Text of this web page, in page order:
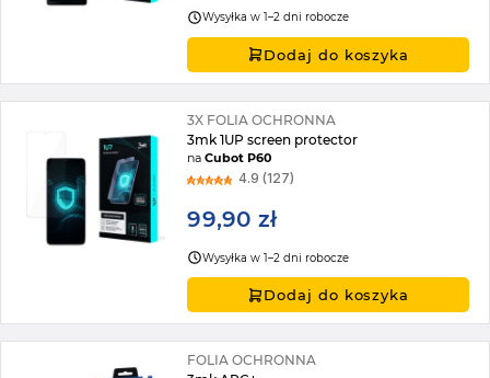
Wysyłka w 1–2 dni robocze
Dodaj do koszyka
3X FOLIA OCHRONNA
3mk 1UP screen protector
naCubot P60
4.9 (127)
99,90 zł
Wysyłka w 1–2 dni robocze
Dodaj do koszyka
FOLIA OCHRONNA